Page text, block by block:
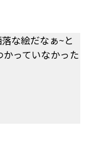
な絵だなぁ~と
っていなかった